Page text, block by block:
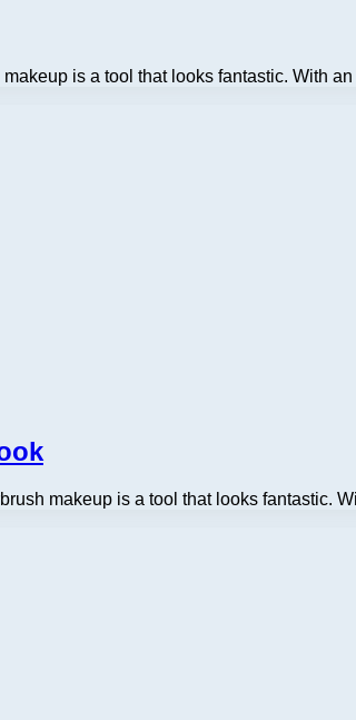
is a tool that looks fantastic. With
makeup is a tool that looks fantastic.